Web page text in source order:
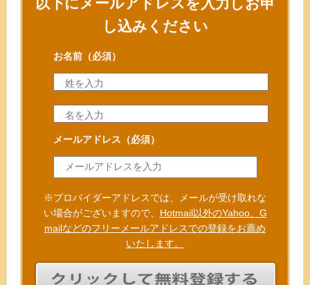
し込みください
お名前（必須）
メールアドレス （必須）
※プロバイダーアドレスでは、メールが受け取れな
い場合がございますので、 Hotmail以外のYahoo、G
mailなどのフリーメールアドレスでの登録をお薦め
いたします。